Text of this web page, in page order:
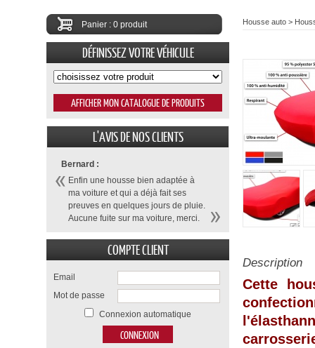
Housse auto >
Description
Cette
Panier : 0 produit
DÉFINISSEZ VOTRE VÉHICULE
L'AVIS DE NOS CLIENTS
Bernard :
Enfin une housse bien adaptée à
ma voiture et qui a déjà fait ses
preuves en quelques jours de pluie.
Aucune fuite sur ma voiture, merci.
COMPTE CLIENT
Email
Mot de passe
Connexion automatique